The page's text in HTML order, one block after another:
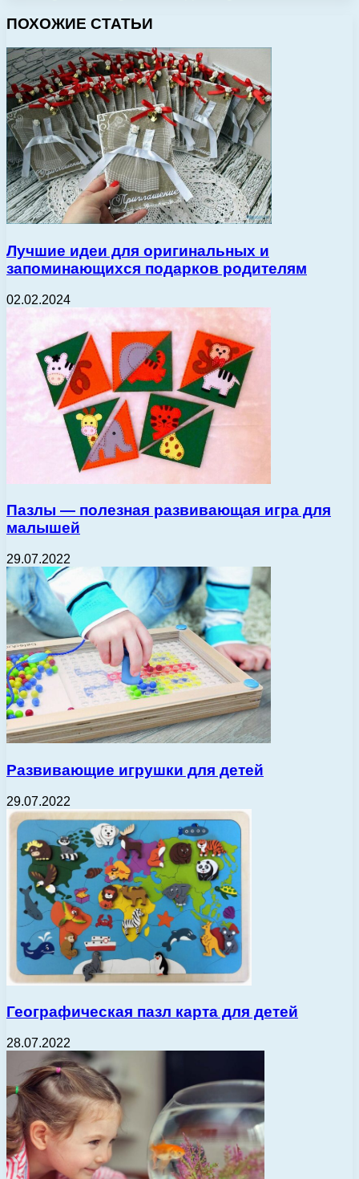
ПОХОЖИЕ СТАТЬИ
Лучшие идеи для оригинальных и
запоминающихся подарков родителям
02.02.2024
Пазлы — полезная развивающая игра для
малышей
29.07.2022
Развивающие игрушки для детей
29.07.2022
Географическая пазл карта для детей
28.07.2022